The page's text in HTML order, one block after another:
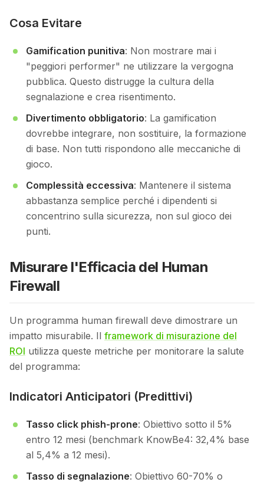
Cosa Evitare
Gamification punitiva: Non mostrare mai i
"peggiori performer" ne utilizzare la vergogna
pubblica. Questo distrugge la cultura della
segnalazione e crea risentimento.
Divertimento obbligatorio: La gamification
dovrebbe integrare, non sostituire, la formazione
di base. Non tutti rispondono alle meccaniche di
gioco.
Complessità eccessiva: Mantenere il sistema
abbastanza semplice perché i dipendenti si
concentrino sulla sicurezza, non sul gioco dei
punti.
Misurare l'Efficacia del Human
Firewall
Un programma human firewall deve dimostrare un
impatto misurabile. Il framework di misurazione del
ROI utilizza queste metriche per monitorare la salute
del programma:
Indicatori Anticipatori (Predittivi)
Tasso click phish-prone: Obiettivo sotto il 5%
entro 12 mesi (benchmark KnowBe4: 32,4% base
al 5,4% a 12 mesi).
Tasso di segnalazione: Obiettivo 60-70% o